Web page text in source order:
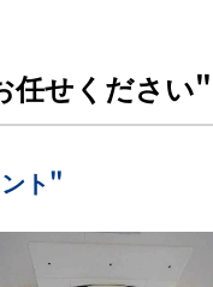
せください"
ト"